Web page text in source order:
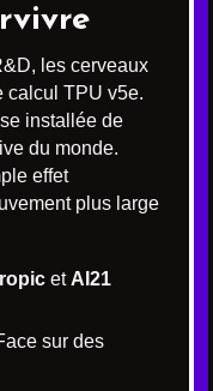
les cerveaux
calcul TPU v5e.
installée de
du monde.
effet
plus large
et AI21
sur des